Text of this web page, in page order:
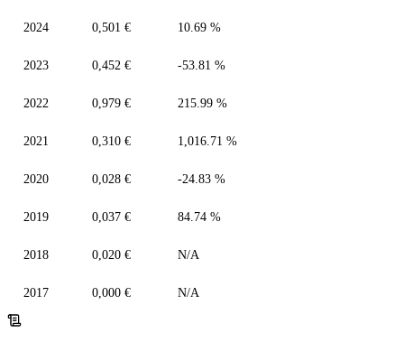
2024 0,501 € 10.69 %
2023 0,452 € -53.81 %
2022 0,979 € 215.99 %
2021 0,310 € 1,016.71 %
2020 0,028 € -24.83 %
2019 0,037 € 84.74 %
2018 0,020 € N/A
2017 0,000 € N/A